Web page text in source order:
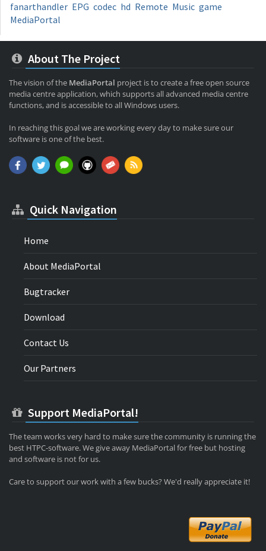
fanarthandler EPG codec hd Remote Music game
MediaPortal
About The Project
The vision of the MediaPortal project is to create a free open source
media centre application, which supports all advanced media centre
functions, and is accessible to all Windows users.
In reaching this goal we are working every day to make sure our
software is one of the best.
Quick Navigation
Home
About MediaPortal
Bugtracker
Download
Contact Us
Our Partners
Support MediaPortal!
The team works very hard to make sure the community is running the
best HTPC-software. We give away MediaPortal for free but hosting
and software is not for us.
Care to support our work with a few bucks? We'd really appreciate it!